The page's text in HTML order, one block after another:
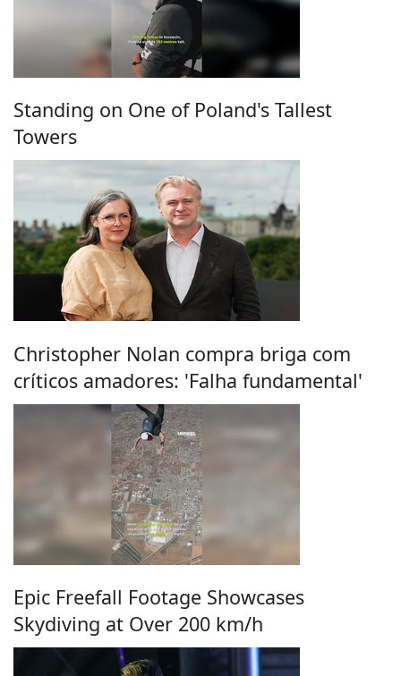
Standing on One of Poland's Tallest
Towers
Christopher Nolan compra briga com
críticos amadores: 'Falha fundamental'
Epic Freefall Footage Showcases
Skydiving at Over 200 km/h